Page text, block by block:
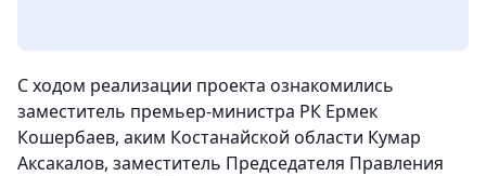
С ходом реализации проекта ознакомились
заместитель премьер-министра РК Ермек
Кошербаев, аким Костанайской области Кумар
Аксакалов, заместитель Председателя Правления